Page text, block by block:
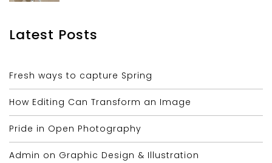
Latest Posts
Fresh ways to capture Spring
How Editing Can Transform an Image
Pride in Open Photography
Admin on Graphic Design & Illustration